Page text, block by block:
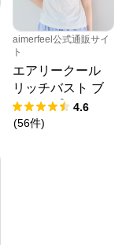
aimerfeel公式通販サイ
ト
エアリークール
リッチバスト ブ
ラトップ (ワイヤ
ー入り)
4.6
(56件)